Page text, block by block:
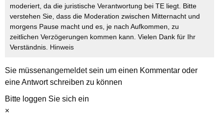
moderiert, da die juristische Verantwortung bei TE liegt. Bitte
verstehen Sie, dass die Moderation zwischen Mitternacht und
morgens Pause macht und es, je nach Aufkommen, zu
zeitlichen Verzögerungen kommen kann. Vielen Dank für Ihr
Verständnis. Hinweis
Sie müssenangemeldetsein um einen Kommentar oder
eine Antwort schreiben zu können
Bitte loggen Sie sich ein
×